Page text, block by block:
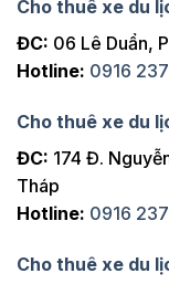
Cho thuê xe du
ĐC: 06 Lê Duẩn,
Hotline: 0916
Cho thuê xe du
ĐC: 174 Đ.
Tháp
Hotline: 0916
Cho thuê xe du